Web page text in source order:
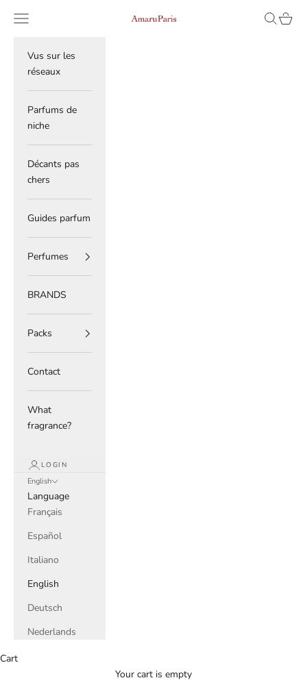
AmaruParis
Navigation menu Search
Cart
Vus sur les
réseaux
Parfums de
niche
Décants pas
chers
Guides parfum
Perfumes
BRANDS
Packs
Contact
What
fragrance?
LOGIN
English
Language
Français
Español
Italiano
English
Deutsch
Nederlands
Cart
Your cart is empty